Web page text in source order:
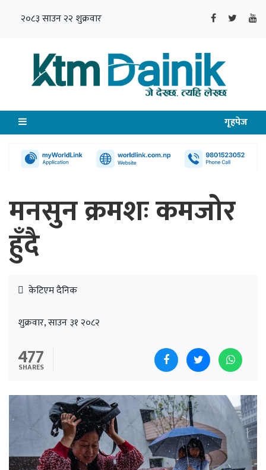
२०८३ साउन २२ शुक्रवार
गृहपेज
मनसुन क्रमशः कमजोर
हुँदै
केटिएम दैनिक
शुक्रवार, साउन ३१ २०८२
477
SHARES